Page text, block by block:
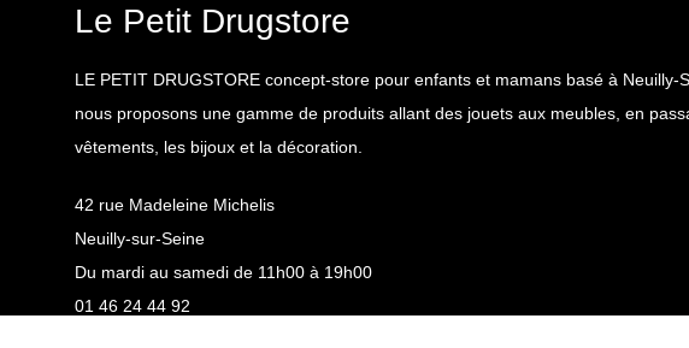
Le Petit Drugstore
LE PETIT DRUGSTORE concept-store pour enfants et mamans basé à Neuilly-
nous proposons une gamme de produits allant des jouets aux meubles, en
vêtements, les bijoux et la décoration.
42 rue Madeleine Michelis
Neuilly-sur-Seine
Du mardi au samedi de 11h00 à 19h00
01 46 24 44 92